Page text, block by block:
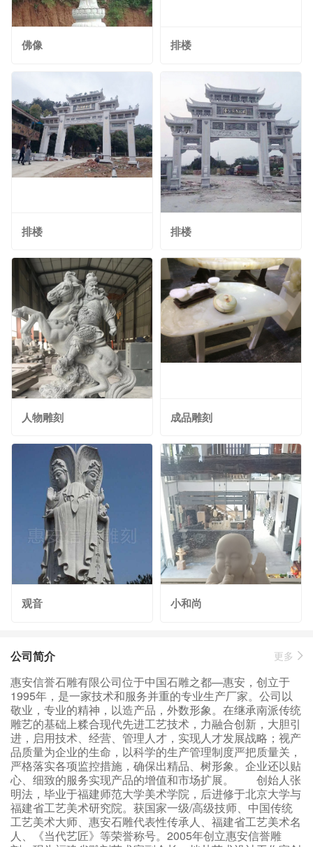
佛像 排楼
排楼 排楼
人物雕刻 成品雕刻
观音 小和尚
公司简介 更多
惠安信誉石雕有限公司位于中国石雕之都—惠安，创立于
1995年，是一家技术和服务并重的专业生产厂家。公司以
敬业，专业的精神，以造产品，外数形象。在继承南派传统
雕艺的基础上糅合现代先进工艺技术，力融合创新，大胆引
进，启用技术、经营、管理人才，实现人才发展战略；视产
品质量为企业的生命，以科学的生产管理制度严把质量关，
严格落实各项监控措施，确保出精品、树形象。企业还以贴
心、细致的服务实现产品的增值和市场扩展。 创始人张
明法，毕业于福建师范大学美术学院，后进修于北京大学与
福建省工艺美术研究院。获国家一级/高级技师、中国传统
工艺美术大师、惠安石雕代表性传承人、福建省工艺美术名
人、《当代艺匠》等荣誉称号。2005年创立惠安信誉雕